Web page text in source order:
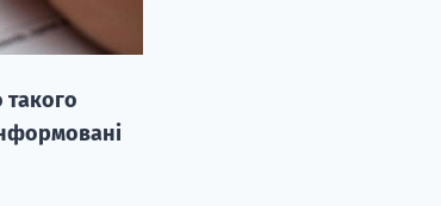
такого